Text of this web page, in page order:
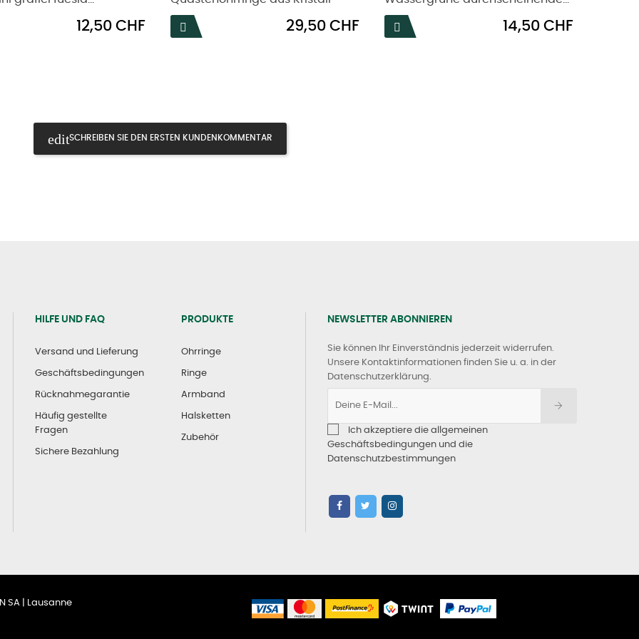
Preis
12,50 CHF 
Preis
29,50 CHF 
Preis
14,50 CHF
SCHREIBEN SIE DEN ERSTEN KUNDENKOMMENTAR
HILFE UND FAQ
Versand und Lieferung
Geschäftsbedingungen
Rücknahmegarantie
Häufig gestellte
Fragen
Sichere Bezahlung
PRODUKTE
Ohrringe
Ringe
Armband
Halsketten
Zubehör
NEWSLETTER ABONNIEREN
Sie können Ihr Einverständnis jederzeit widerrufen.
Unsere Kontaktinformationen finden Sie u. a. in der
Datenschutzerklärung.
Ich akzeptiere die allgemeinen
Geschäftsbedingungen und die
Datenschutzbestimmungen
SA | Lausanne